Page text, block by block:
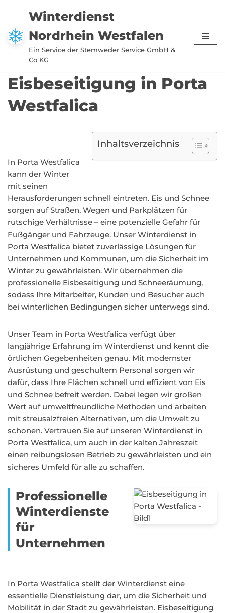
Zum
Inhalt
springen
Winterdienst
Nordrhein Westfalen
Ein Service der Stemweder Service GmbH &
Co KG
Eisbeseitigung in Porta
Westfalica
Inhaltsverzeichnis
In Porta Westfalica
kann der Winter
mit seinen
Herausforderungen schnell eintreten. Eis und Schnee
sorgen auf Straßen, Wegen und Parkplätzen für
rutschige Verhältnisse – eine potenzielle Gefahr für
Fußgänger und Fahrzeuge. Unser Winterdienst in
Porta Westfalica bietet zuverlässige Lösungen für
Unternehmen und Kommunen, um die Sicherheit im
Winter zu gewährleisten. Wir übernehmen die
professionelle Eisbeseitigung und Schneeräumung,
sodass Ihre Mitarbeiter, Kunden und Besucher auch
bei winterlichen Bedingungen sicher unterwegs sind.
Unser Team in Porta Westfalica verfügt über
langjährige Erfahrung im Winterdienst und kennt die
örtlichen Gegebenheiten genau. Mit modernster
Ausrüstung und geschultem Personal sorgen wir
dafür, dass Ihre Flächen schnell und effizient von Eis
und Schnee befreit werden. Dabei legen wir großen
Wert auf umweltfreundliche Methoden und arbeiten
mit streusalzfreien Alternativen, um die Umwelt zu
schonen. Vertrauen Sie auf unseren Winterdienst in
Porta Westfalica, um auch in der kalten Jahreszeit
einen reibungslosen Betrieb zu gewährleisten und ein
sicheres Umfeld für alle zu schaffen.
Professionelle
Winterdienste
für
Unternehmen
In Porta Westfalica stellt der Winterdienst eine
essentielle Dienstleistung dar, um die Sicherheit und
Mobilität in der Stadt zu gewährleisten. Eisbeseitigung